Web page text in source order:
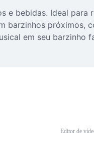
e bebidas. Ideal para
barzinhos próximos,
em seu barzinho
Editor de